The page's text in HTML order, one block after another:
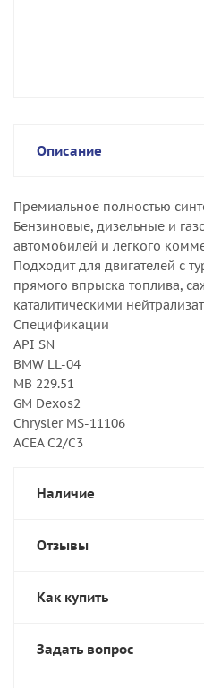
Описание
Премиальное полностью
Бензиновые, дизельные и
автомобилей и легкого
Подходит для двигателей с
прямого впрыска топлива,
каталитическими
Спецификации
API SN
BMW LL-04
MB 229.51
GM Dexos2
Chrysler MS-11106
ACEA C2/C3
Наличие
Отзывы
Как купить
Задать вопрос